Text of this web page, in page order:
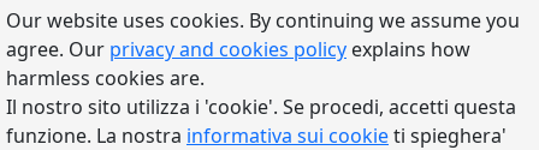
Our website uses cookies. By continuing we assume you
agree. Our privacy and cookies policy explains how
harmless cookies are.
Il nostro sito utilizza i 'cookie'. Se procedi, accetti questa
funzione. La nostra informativa sui cookieti spieghera'